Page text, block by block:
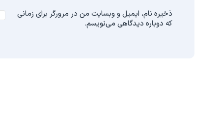
ذخیره نام، ایمیل و وبسایت من در مرورگر برای زمانی
که دوباره دیدگاهی می‌نویسم.